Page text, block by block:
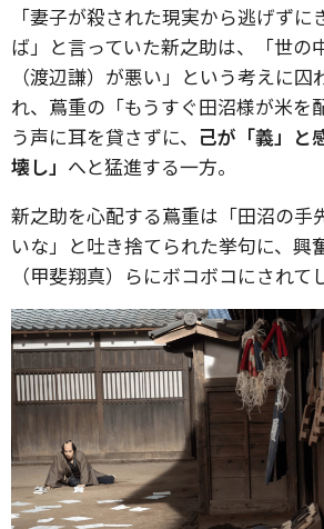
「妻子が殺された現実から逃げず
ば」と言っていた新之助は、「世の
（渡辺謙）が悪い」という考えに囚
れ、蔦重の「もうすぐ田沼様が米を
う声に耳を貸さずに、 己が「義」と
壊し」 へと猛進する一方。
新之助を心配する蔦重は「田沼の手
いな」と吐き捨てられた挙句に、興
（甲斐翔真）らにボコボコにされて